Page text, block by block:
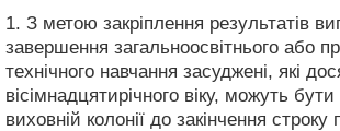
1. З метою закріплення результатів
завершення загальноосвітнього або
технічного навчання засуджені, які
вісімнадцятирічного віку, можуть
виховній колонії до закінчення